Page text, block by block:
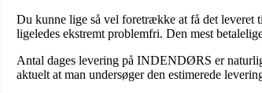
Du kunne lige så vel foretrække at få det leveret
ligeledes ekstremt problemfri. Den mest
Antal dages levering på INDENDØRS er
aktuelt at man undersøger den estimerede